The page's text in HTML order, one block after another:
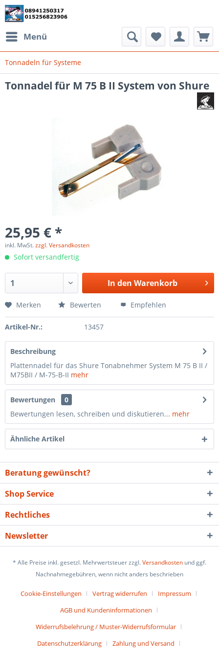
Menü
Tonnadeln für Systeme
Tonnadel für M 75 B II System von Shure
25,95 € *
inkl. MwSt.zzgl. Versandkosten
Sofort versandfertig
In den Warenkorb
Merken Bewerten Empfehlen
Artikel-Nr.: 13457
Beschreibung
Plattennadel für das Shure Tonabnehmer System M 75 B II /
M75BII / M-75-B-II mehr
Bewertungen
0
Bewertungen lesen, schreiben und diskutieren... mehr
Ähnliche Artikel
Beratung gewünscht?
Shop Service
Rechtliches
Newsletter
* Alle Preise inkl. gesetzl. Mehrwertsteuer zzgl.Versandkosten und ggf.
Nachnahmegebühren, wenn nicht anders beschrieben
Cookie-Einstellungen Vertrag widerrufen
Impressum
AGB und Kundeninformationen
Widerrufsbelehrung / Muster-Widerrufsformular
Datenschutzerklärung
Zahlung und Versand